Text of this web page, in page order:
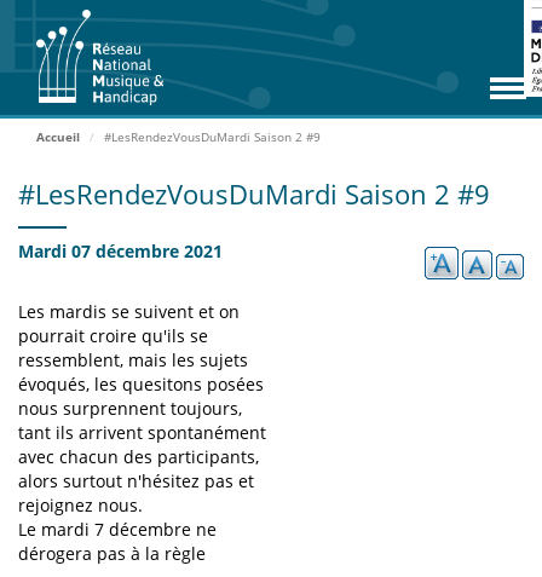
RNMH
Missions
Adhérents
Contact
Accueil
ADHÉRER
ACCÈS EXTRANET
contenu
principal
Accueil #LesRendezVousDuMardi Saison 2 #9
#LesRendezVousDuMardi Saison 2 #9
Mardi 07 décembre 2021
Les mardis se suivent et on
pourrait croire qu'ils se
ressemblent, mais les sujets
évoqués, les quesitons posées
nous surprennent toujours,
tant ils arrivent spontanément
avec chacun des participants,
alors surtout n'hésitez pas et
rejoignez nous.
Le mardi 7 décembre ne
dérogera pas à la règle